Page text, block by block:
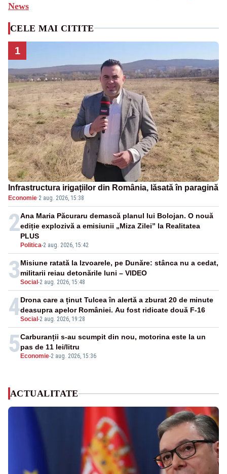
News
CELE MAI CITITE
1
Infrastructura irigațiilor din România, lăsată în paragină
Economie·2 aug. 2026, 15:38
2
Politica-2 aug. 2026, 15:42
Ana Maria Păcuraru demască planul lui Bolojan. O nouă
ediție explozivă a emisiunii „Miza Zilei” la Realitatea
PLUS
3Social -2 aug. 2026, 15:48
Misiune ratată la Izvoarele, pe Dunăre: stânca nu a cedat,
militarii reiau detonările luni – VIDEO
4Social -2 aug. 2026, 19:28
Drona care a ținut Tulcea în alertă a zburat 20 de minute
deasupra apelor României. Au fost ridicate două F-16
5 Economie-2 aug. 2026, 15:36
Carburanții s-au scumpit din nou, motorina este la un
pas de 11 lei/litru
ACTUALITATE